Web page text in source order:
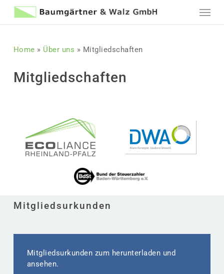
Skip
Home » Über uns » Mitgliedschaften
Mitgliedschaften
Mitgliedsurkunden
Mitgliedsurkunden zum herunterladen und
ansehen.